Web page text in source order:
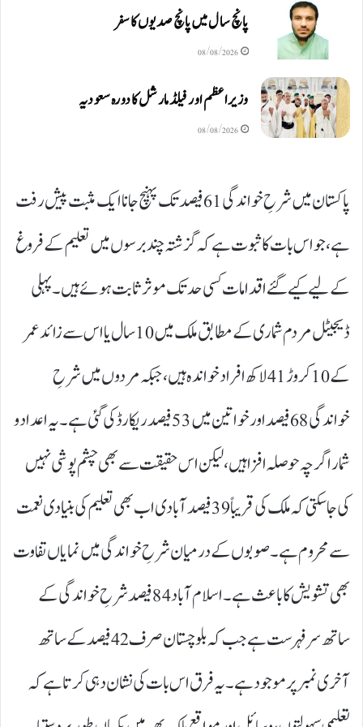
پانچ سال میں پانچ صدیوں کا سفر
08/08/2026
وزیراعظم اور فیلڈ مارشل کا دورہ سعودیہ
08/08/2026
پاکستان میں شرحِ خواندگی 61فیصد تک پہنچ جانا ایک مثبت پیش رفت
ہے، جو اس بات کا ثبوت ہے کہ گزشتہ چند برسوں میں تعلیم کے فروغ
کے لیے کیے گئے اقدامات کسی حد تک موثر ثابت ہوئے ہیں۔ پہلی
ڈیجیٹل مردم شماری کے مطابق ملک میں 10سال یا اس سے زائد عمر
کے 10کروڑ 41لاکھ افراد خواندہ ہیں، جبکہ مردوں میں شرحِ
خواندگی 68 فیصد اور خواتین میں 53فیصد ریکارڈ کی گئی ہے۔ یہ اعداد و
شمار اگرچہ حوصلہ افزا ہیں، لیکن اس حقیقت سے بھی چشم پوشی نہیں
کی جا سکتی کہ ملک کی قریباً 39فیصد آبادی اب بھی تعلیم کی بنیادی نعمت
سے محروم ہے۔ صوبوں کے درمیان شرحِ خواندگی میں نمایاں تفاوت
بھی تشویش کا باعث ہے۔ اسلام آباد 84فیصد شرحِ خواندگی کے
ساتھ سرفہرست ہے جب کہ بلوچستان صرف 42فیصد کے ساتھ
آخری نمبر پر موجود ہے۔ یہ فرق اس بات کی نشان دہی کرتا ہے کہ